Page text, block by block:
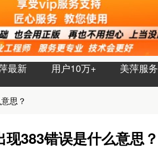
最新 用户10万+ 美萍服务
思？
383错误是什么意思？